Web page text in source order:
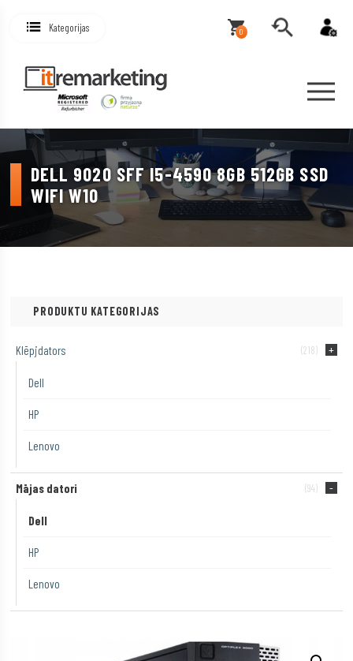
Kategorijas 0
DELL 9020 SFF I5-4590 8GB 512GB SSD
WIFI W10
PRODUKTU KATEGORIJAS
Klēpjdators (218)
Dell
HP
Lenovo
Mājas datori (94)
Dell
HP
Lenovo